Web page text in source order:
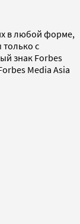
в любой форме,
с
знак Forbes
Media Asia